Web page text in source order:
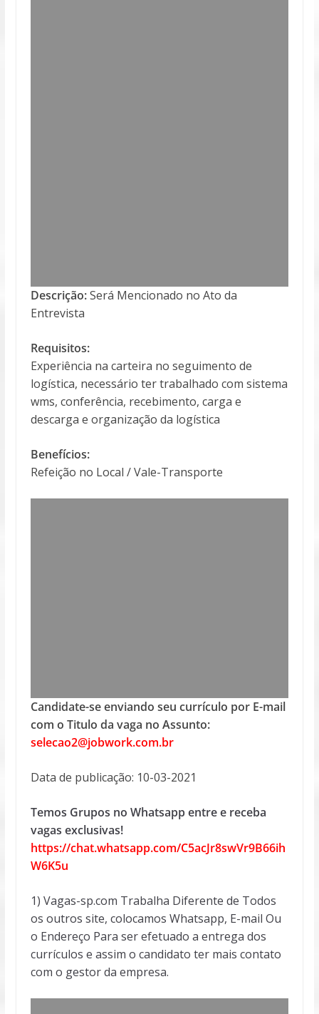
Descrição:Será Mencionado no Ato da
Entrevista
Requisitos:
Experiência na carteira no seguimento de
logística, necessário ter trabalhado com sistema
wms, conferência, recebimento, carga e
descarga e organização da logística
Benefícios:
Refeição no Local / Vale-Transporte
Candidate-se enviando seu currículo por E-mail
com o Titulo da vaga no Assunto:
selecao2@jobwork.com.br
Data de publicação: 10-03-2021
Temos Grupos no Whatsapp entre e receba
vagas exclusivas!
https://chat.whatsapp.com/C5acJr8swVr9B66ih
W6K5u
1) Vagas-sp.com Trabalha Diferente de Todos
os outros site, colocamos Whatsapp, E-mail Ou
o Endereço Para ser efetuado a entrega dos
currículos e assim o candidato ter mais contato
com o gestor da empresa.